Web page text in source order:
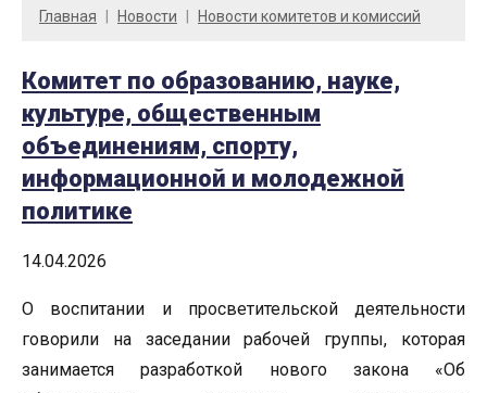
Главная Новости Новости комитетов и комиссий
Комитет по образованию, науке,
культуре, общественным
объединениям, спорту,
информационной и молодежной
политике
14.04.2026
О воспитании и просветительской деятельности
говорили на заседании рабочей группы, которая
занимается разработкой нового закона «Об